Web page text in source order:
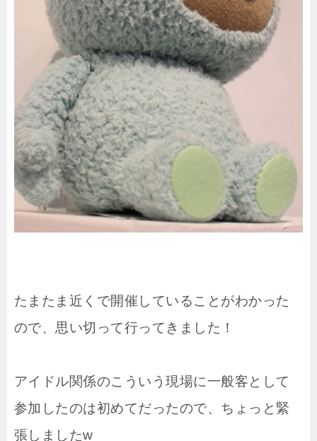
たまたま近くで開催していることがわかった
ので、思い切って行ってきました！
アイドル関係のこういう現場に一般客として
参加したのは初めてだったので、ちょっと緊
張しましたw